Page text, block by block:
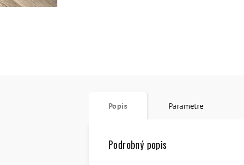
Popis Parametre
Podrobný popis